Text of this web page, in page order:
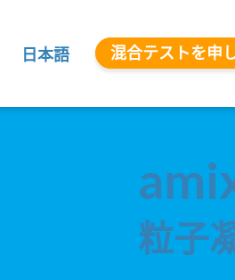
日本語 混合テストを申
粒子